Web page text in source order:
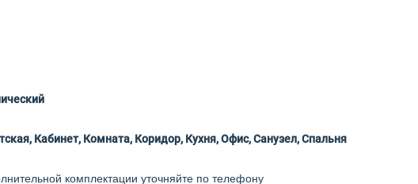
Кабинет, Комната, Коридор, Кухня, Офис, Санузел, Спальня
комплектации уточняйте по телефону